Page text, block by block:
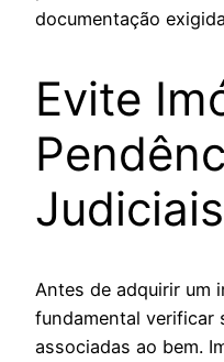
documentação
Evite
Judiciais
Antes de adquirir um
fundamental verificar
associadas ao bem.